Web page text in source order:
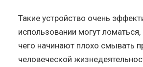
Такие устройство очень
использовании могут ломаться,
чего начинают плохо смывать
человеческой